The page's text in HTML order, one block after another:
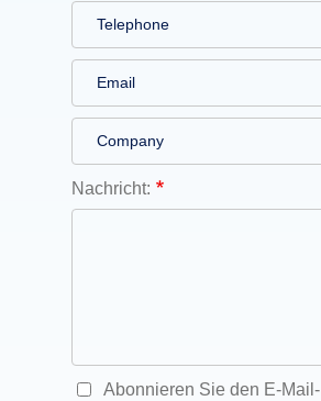
Nachricht:
Abonnieren Sie den E-Mail-